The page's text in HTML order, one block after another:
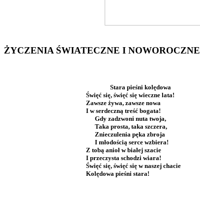
ŻYCZENIA ŚWIATECZNE I NOWOROCZNE
Stara pieśni kolędowa
Święć się, święć się wieczne lata!
Zawsze żywa, zawsze nowa
I w serdeczną treść bogata!
Gdy zadzwoni nuta twoja,
Taka prosta, taka szczera,
Znieczulenia pęka zbroja
I młodością serce wzbiera!
Z tobą anioł w białej szacie
I przeczysta schodzi wiara!
Święć się, święć się w naszej chacie
Kolędowa pieśni stara!